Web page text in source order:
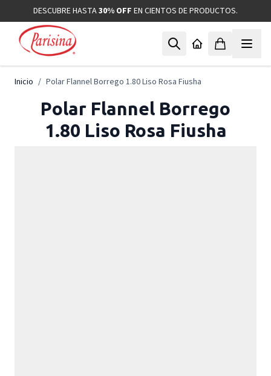
Ir al contenidoDESCUBRE HASTA30% OFF EN CIENTOS DE PRODUCTOS.
Inicio / Polar Flannel Borrego 1.80 Liso Rosa Fiusha
Polar Flannel Borrego
1.80 Liso Rosa Fiusha